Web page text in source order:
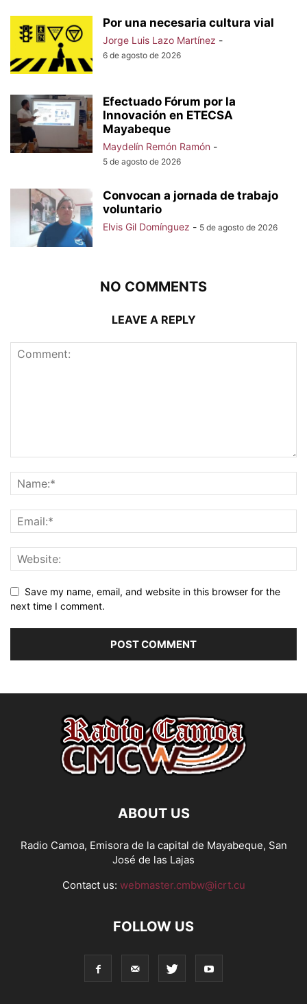
Por una necesaria cultura vial
Jorge Luis Lazo Martínez -
6 de agosto de 2026
Efectuado Fórum por la
Innovación en ETECSA
Mayabeque
Maydelín Remón Ramón -
5 de agosto de 2026
Convocan a jornada de trabajo
voluntario
Elvis Gil Domínguez - 5 de agosto de 2026
NO COMMENTS
LEAVE A REPLY
Save my name, email, and website in this browser for the
next time I comment.
ABOUT US
Radio Camoa, Emisora de la capital de Mayabeque, San
José de las Lajas
Contact us: webmaster.cmbw@icrt.cu
FOLLOW US